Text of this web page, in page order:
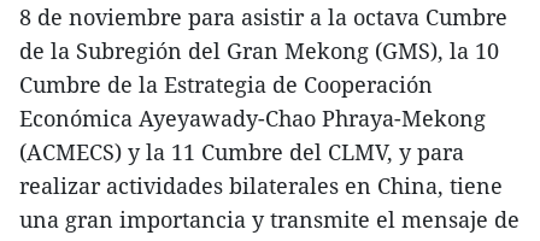
8 de noviembre para asistir a la octava Cumbre
de la Subregión del Gran Mekong (GMS), la 10
Cumbre de la Estrategia de Cooperación
Económica Ayeyawady-Chao Phraya-Mekong
(ACMECS) y la 11 Cumbre del CLMV, y para
realizar actividades bilaterales en China, tiene
una gran importancia y transmite el mensaje de